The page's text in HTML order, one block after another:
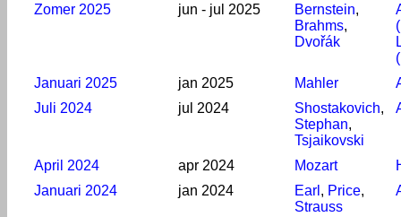
Zomer 2025 jun - jul 2025 Bernstein,
Brahms,
Dvořák
Januari 2025
jan 2025 Mahler
Juli 2024
jul 2024 Shostakovich,
Stephan,
Tsjaikovski
April 2024 apr 2024 Mozart
Januari 2024
jan 2024 Earl , Price,
Strauss